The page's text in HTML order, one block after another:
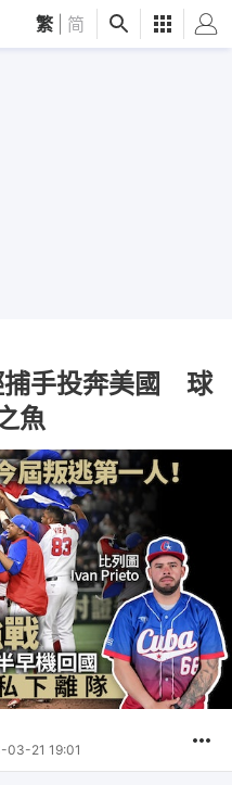
繁 简
捕手投奔美國 球
魚
03-21 19:01